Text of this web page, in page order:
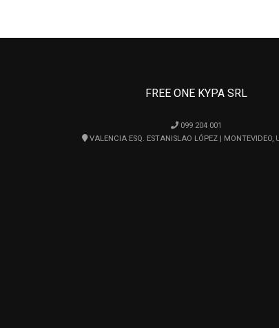
FREE ONE KYPA SRL
099 204 001
VALENCIA ESQ. ESTANISLAO LÓPEZ | MONTEVIDEO,